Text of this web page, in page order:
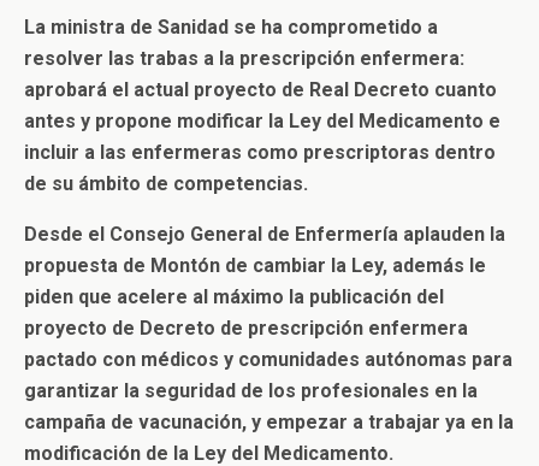
La ministra de Sanidad se ha comprometido a
resolver las trabas a la prescripción enfermera:
aprobará el actual proyecto de Real Decreto cuanto
antes y propone modificar la Ley del Medicamento e
incluir a las enfermeras como prescriptoras dentro
de su ámbito de competencias.
Desde el Consejo General de Enfermería aplauden la
propuesta de Montón de cambiar la Ley, además le
piden que acelere al máximo la publicación del
proyecto de Decreto de prescripción enfermera
pactado con médicos y comunidades autónomas para
garantizar la seguridad de los profesionales en la
campaña de vacunación, y empezar a trabajar ya en la
modificación de la Ley del Medicamento.